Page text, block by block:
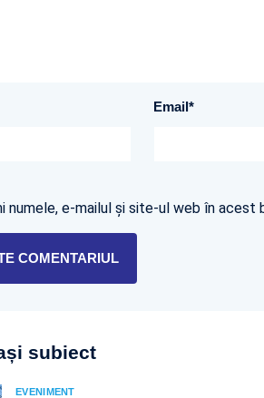
Email*
numele, e-mailul și site-ul web în
subiect
EVENIMENT